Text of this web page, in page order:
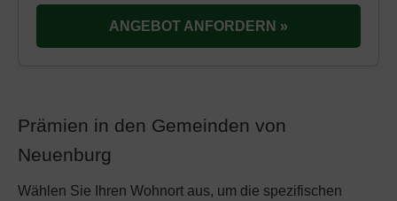
ANGEBOT ANFORDERN »
Prämien in den Gemeinden von
Neuenburg
Wählen Sie Ihren Wohnort aus, um die spezifischen